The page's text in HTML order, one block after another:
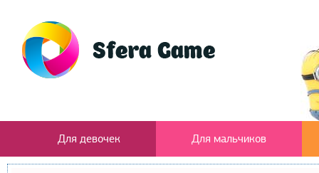
Для девочек Для мальчиков